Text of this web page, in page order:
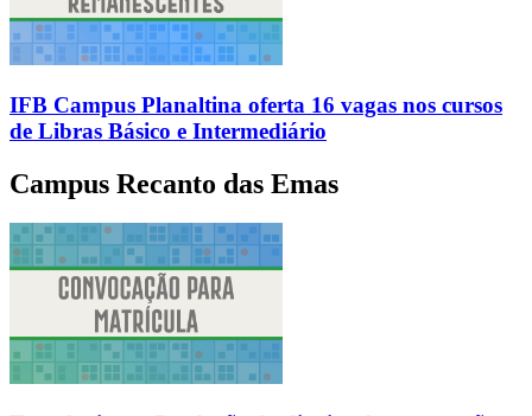
IFB Campus Planaltina oferta 16 vagas nos cursos
de Libras Básico e Intermediário
Campus Recanto das Emas